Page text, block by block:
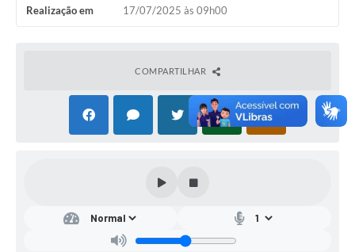
Realização em 17/07/2025 às 09h00
COMPARTILHAR